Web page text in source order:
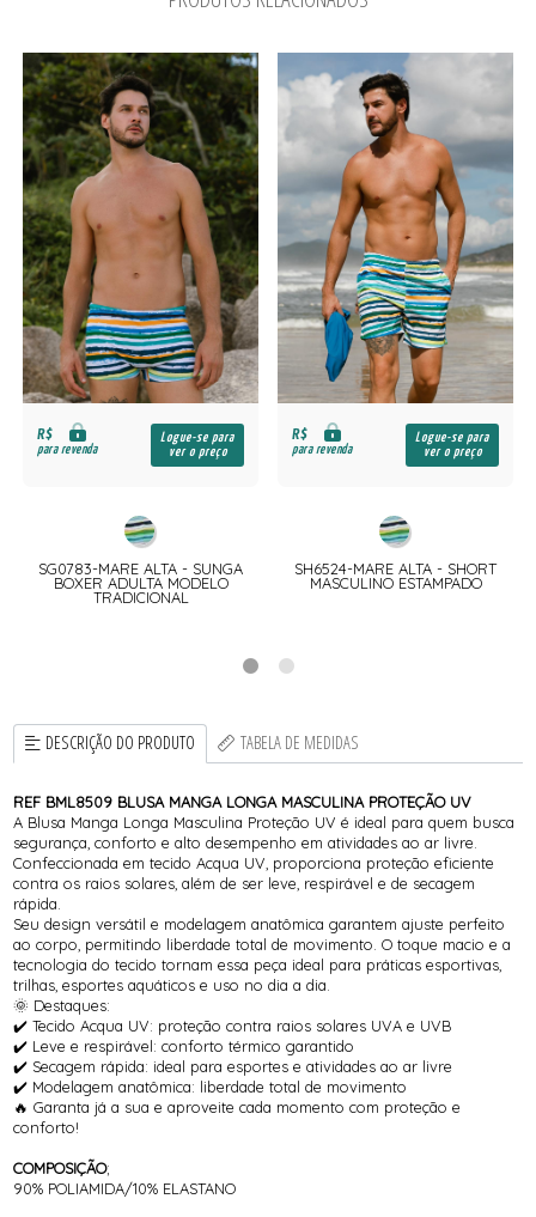
R$
para revenda
Logue-se para
ver o preço
SG0783-MARE ALTA - SUNGA
BOXER ADULTA MODELO
TRADICIONAL
R$
para revenda
Logue-se para
ver o preço
SH6524-MARE ALTA - SHORT
MASCULINO ESTAMPADO
DESCRIÇÃO DO PRODUTO TABELA DE MEDIDAS
REF BML8509 BLUSA MANGA LONGA MASCULINA PROTEÇÃO UV
A Blusa Manga Longa Masculina Proteção UV é ideal para quem busca
segurança, conforto e alto desempenho em atividades ao ar livre.
Confeccionada em tecido Acqua UV, proporciona proteção eficiente
contra os raios solares, além de ser leve, respirável e de secagem
rápida.
Seu design versátil e modelagem anatômica garantem ajuste perfeito
ao corpo, permitindo liberdade total de movimento. O toque macio e a
tecnologia do tecido tornam essa peça ideal para práticas esportivas,
trilhas, esportes aquáticos e uso no dia a dia.
🌞 Destaques:
✔️ Tecido Acqua UV: proteção contra raios solares UVA e UVB
✔️ Leve e respirável: conforto térmico garantido
✔️ Secagem rápida: ideal para esportes e atividades ao ar livre
✔️ Modelagem anatômica: liberdade total de movimento
🔥 Garanta já a sua e aproveite cada momento com proteção e
conforto!
COMPOSIÇÃO;
90% POLIAMIDA/10% ELASTANO